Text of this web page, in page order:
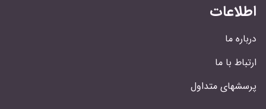
اطلاعات
درباره ما
ارتباط با ما
پرسشهای متداول